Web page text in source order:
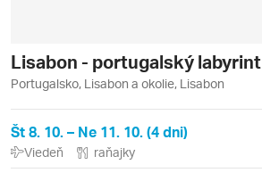
Lisabon - portugalský labyrint
Portugalsko, Lisabon a okolie, Lisabon
Št 8. 10. – Ne 11. 10. (4 dni)
Viedeň raňajky